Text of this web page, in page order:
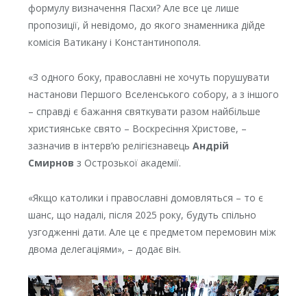
формулу визначення Пасхи? Але все це лише
пропозиції, й невідомо, до якого знаменника дійде
комісія Ватикану і Константинополя.
«З одного боку, православні не хочуть порушувати
настанови Першого Вселенського собору, а з іншого
– справді є бажання святкувати разом найбільше
християнське свято – Воскресіння Христове, –
зазначив в інтерв’ю релігієзнавець Андрій
Смирнов з Острозької академії.
«Якщо католики і православні домовляться – то є
шанс, що надалі, після 2025 року, будуть спільно
узгодженні дати. Але це є предметом перемовин між
двома делегаціями», – додає він.